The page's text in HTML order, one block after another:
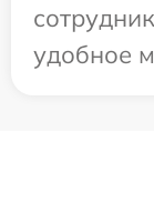
удобное